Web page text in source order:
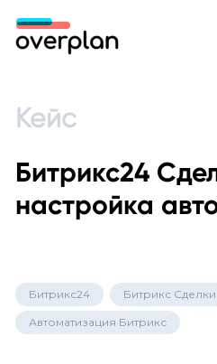
Кейс
Битрикс24
настройка
Битрикс24 Битрикс Сделки
Автоматизация Битрикс